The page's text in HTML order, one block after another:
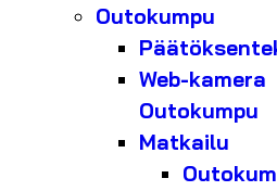
Outokumpu
Web-kamera
Outokumpu
Matkailu